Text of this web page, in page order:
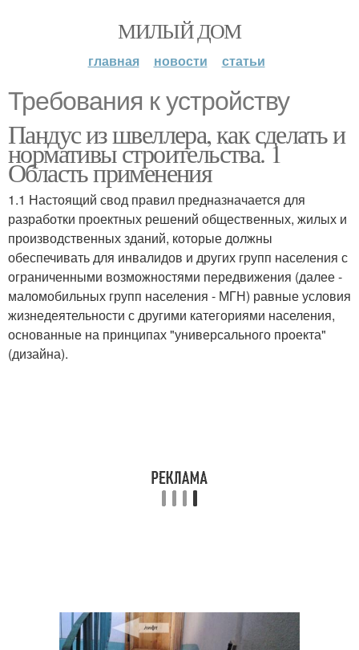
МИЛЫЙ ДОМ
главная новости статьи
Требования к устройству
Пандус из швеллера, как сделать и
нормативы строительства. 1
Область применения
1.1 Настоящий свод правил предназначается для
разработки проектных решений общественных, жилых и
производственных зданий, которые должны
обеспечивать для инвалидов и других групп населения с
ограниченными возможностями передвижения (далее -
маломобильных групп населения - МГН) равные условия
жизнедеятельности с другими категориями населения,
основанные на принципах "универсального проекта"
(дизайна).